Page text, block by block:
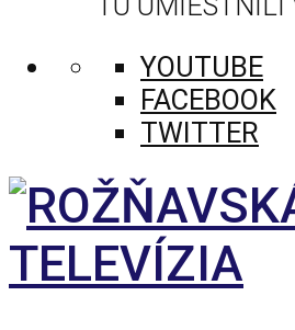
YOUTUBE
FACEBOOK
TWITTER